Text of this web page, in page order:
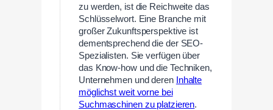
zu werden, ist die Reichweite das
Schlüsselwort. Eine Branche mit
großer Zukunftsperspektive ist
dementsprechend die der SEO-
Spezialisten. Sie verfügen über
das Know-how und die Techniken,
Unternehmen und deren Inhalte
möglichst weit vorne bei
Suchmaschinen zu platzieren.